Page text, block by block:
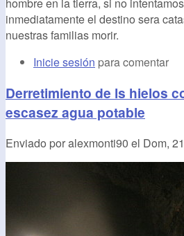
inmediatamente el destino sera
nuestras familias morir.
Inicie sesión para comentar
Derretimiento de ls hielos
escasez agua potable
Enviado poralexmonti90 el Dom,